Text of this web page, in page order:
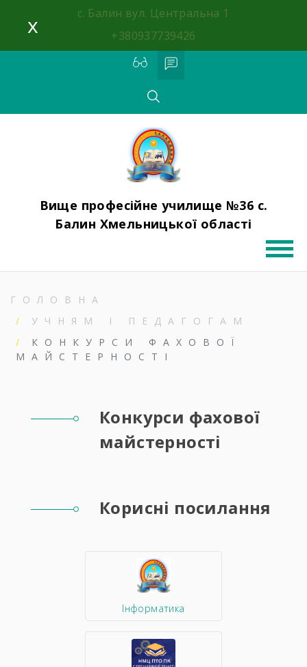
content
с. Балин вул. Центральна 1
+380937739426
Вище професійне училище №36 с.
Балин Хмельницької області
ГОЛОВНА
УЧНЯМ І ПЕДАГОГАМ
КОНКУРСИ ФАХОВОЇ
МАЙСТЕРНОСТІ
Конкурси фахової
майстерності
Корисні посилання
Інформатика
x